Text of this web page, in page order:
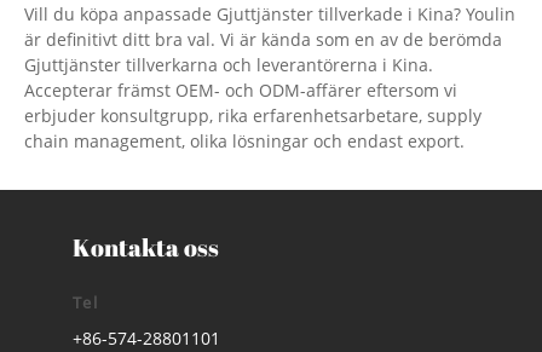
Vill du köpa anpassade Gjuttjänster tillverkade i Kina? Youlin
är definitivt ditt bra val. Vi är kända som en av de berömda
Gjuttjänster tillverkarna och leverantörerna i Kina.
Accepterar främst OEM- och ODM-affärer eftersom vi
erbjuder konsultgrupp, rika erfarenhetsarbetare, supply
chain management, olika lösningar och endast export.
Kontakta oss
Tel
+86-574-28801101